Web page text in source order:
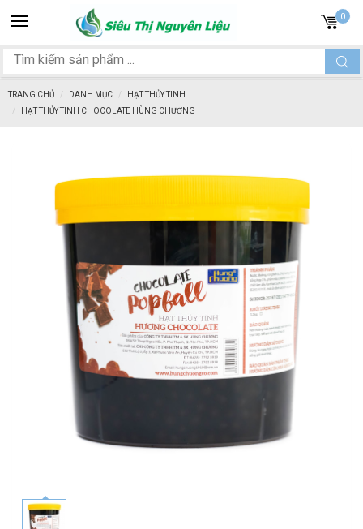
Toggle
navigation
0
TRANG CHỦ DANH MỤC
HẠT THỦY TINH
HẠT THỦY TINH CHOCOLATE HÙNG CHƯƠNG